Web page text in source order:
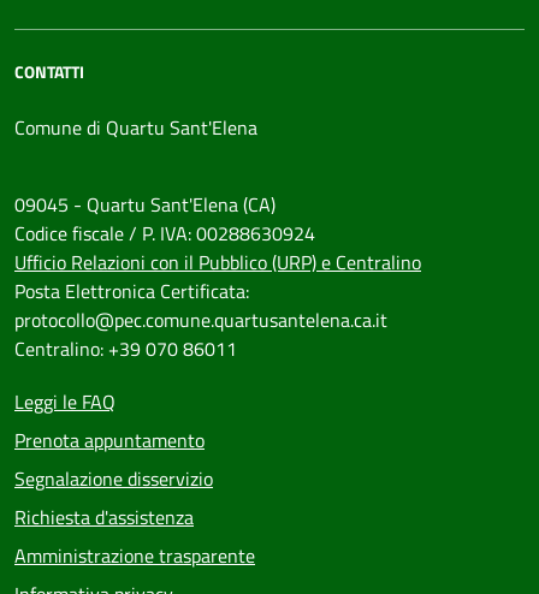
CONTATTI
Comune di Quartu Sant'Elena
09045 - Quartu Sant'Elena (CA)
Codice fiscale / P. IVA: 00288630924
Ufficio Relazioni con il Pubblico (URP) e Centralino
Posta Elettronica Certificata:
protocollo@pec.comune.quartusantelena.ca.it
Centralino: +39 070 86011
Leggi le FAQ
Prenota appuntamento
Segnalazione disservizio
Richiesta d'assistenza
Amministrazione trasparente